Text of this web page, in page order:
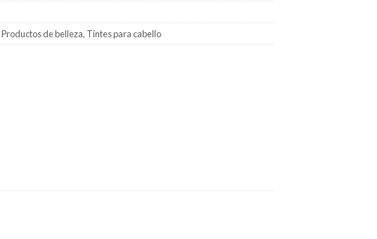
Productos de belleza, Tintes para cabello